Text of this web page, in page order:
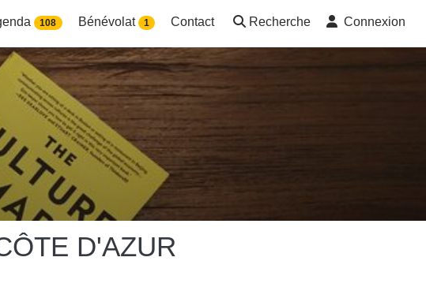
108 Bénévolat 1 Contact Recherche Connexion
D'AZUR